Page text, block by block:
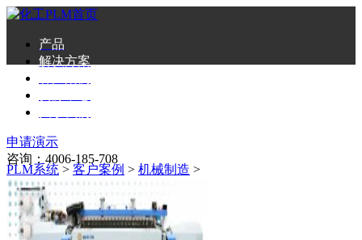
产品
解决方案
申请演示
咨询：4006-185-708
产品生命周期
PLM Cloud
PLM系统 > 客户案例 > 机械制造 >